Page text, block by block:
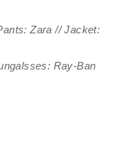
Zara // Jacket:
Ray-Ban